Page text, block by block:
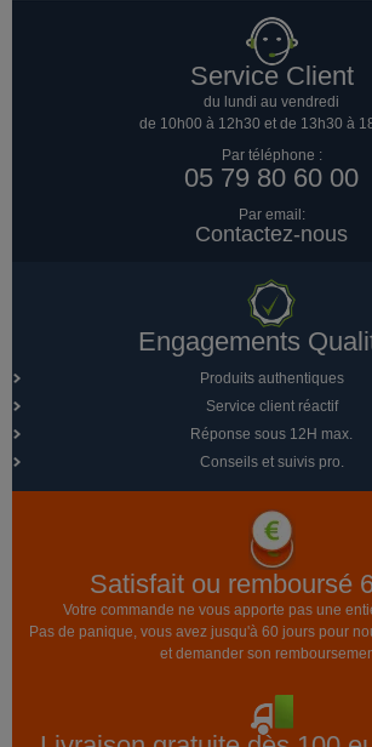
Service Client
du lundi au vendredi
de 10h00 à 12h30 et de 13h30 à
Par téléphone :
05 79 80 60 00
Par email:
Contactez-nous
Engagements
Produits authentiques
Service client réactif
Réponse sous 12H max.
Conseils et suivis pro.
Satisfait ou remboursé
Votre commande ne vous apporte pas une
Pas de panique, vous avez jusqu'à 60 jours pour
et demander son